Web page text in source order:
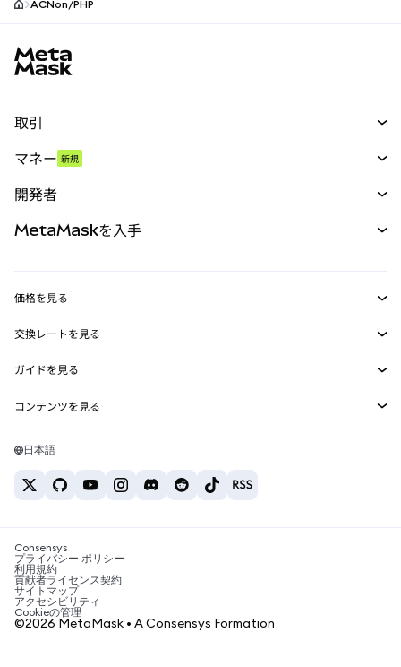
ACNon/PHP
取引
パーペチュアル
RWA
マネー 新規
開発者
MetaMask Connect
Snaps
Web3サービス
MetaMaskを入手
セキュリティ
サポート
キャリア
お問い合わせ
価格を見る
イーサリアムの価格
Solanaの価格
Tetherの価格
交換レートを見る
ETH→USD
USDT→INR
BTC→INR
ETH→USDT
ガイドを見る
ETHの購入
USDTの購入
SHIBの購入
BNBの購入
コンテンツを見る
Solanaウォレット
税制関連ニュース
暗号資産の購入方法は？
ビットコインを売るには？
日本語
Consensys
プライバシー ポリシー
利用規約
貢献者ライセンス契約
サイトマップ
アクセシビリティ
Cookieの管理
©2026 MetaMask • A Consensys Formation